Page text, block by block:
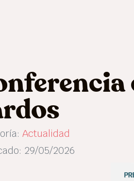
Actualidad
29/05/2026